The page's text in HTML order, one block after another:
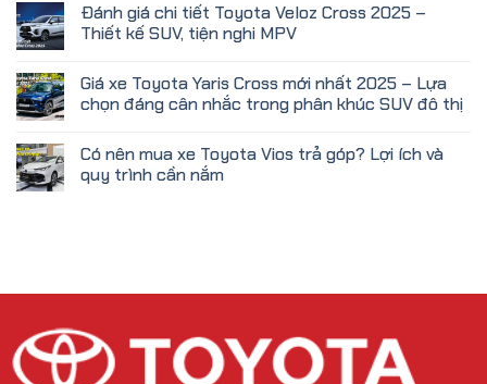
Đánh giá chi tiết Toyota Veloz Cross 2025 –
Thiết kế SUV, tiện nghi MPV
Giá xe Toyota Yaris Cross mới nhất 2025 – Lựa
chọn đáng cân nhắc trong phân khúc SUV đô thị
Có nên mua xe Toyota Vios trả góp? Lợi ích và
quy trình cần nắm